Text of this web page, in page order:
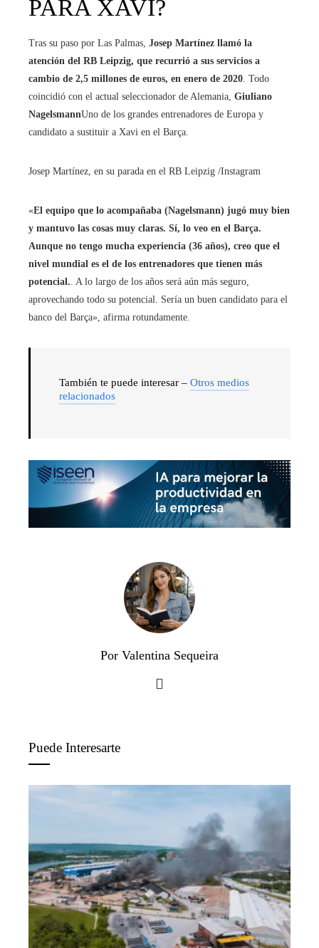
PARA XAVI?
Tras su paso por Las Palmas, Josep Martínez llamó la
atención del RB Leipzig, que recurrió a sus servicios a
cambio de 2,5 millones de euros, en enero de 2020. Todo
coincidió con el actual seleccionador de Alemania, Giuliano
NagelsmannUno de los grandes entrenadores de Europa y
candidato a sustituir a Xavi en el Barça.
Josep Martínez, en su parada en el RB Leipzig /Instagram
«El equipo que lo acompañaba (Nagelsmann) jugó muy bien
y mantuvo las cosas muy claras. Sí, lo veo en el Barça.
Aunque no tengo mucha experiencia (36 años), creo que el
nivel mundial es el de los entrenadores que tienen más
potencial.. A lo largo de los años será aún más seguro,
aprovechando todo su potencial. Sería un buen candidato para el
banco del Barça», afirma rotundamente.
También te puede interesar – Otros medios
relacionados
Por Valentina Sequeira
Puede Interesarte